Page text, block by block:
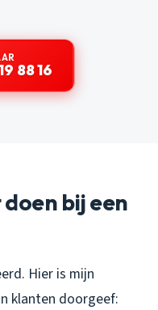
88 16
bij een
Hier is mijn
klanten doorgeef: